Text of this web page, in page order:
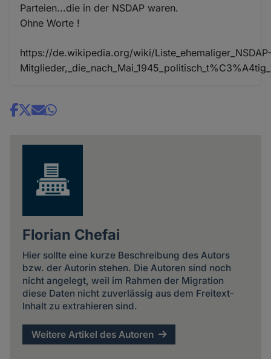
Parteien...die in der NSDAP waren.
Ohne Worte !
https://de.wikipedia.org/wiki/
Share
Florian Chefai
Hier sollte eine kurze Beschreibung des Autors
bzw. der Autorin stehen. Die Autoren sind noch
nicht angelegt, weil im Rahmen der Migration
diese Daten nicht zuverlässig aus dem Freitext-
Inhalt zu extrahieren sind.
Weitere Artikel des Autoren